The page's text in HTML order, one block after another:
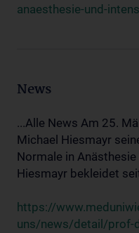
anaesthesie-und-
News
...Alle News Am 25.
Michael Hiesmayr
Normale in Anästhesie
Hiesmayr bekleidet
https://
uns/news/detail/prof-